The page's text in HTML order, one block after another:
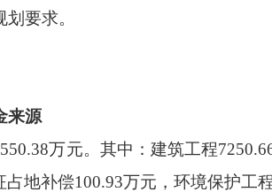
要求。
来源
万元。其中：建筑工程
占地补偿100.93万元，环境保护工